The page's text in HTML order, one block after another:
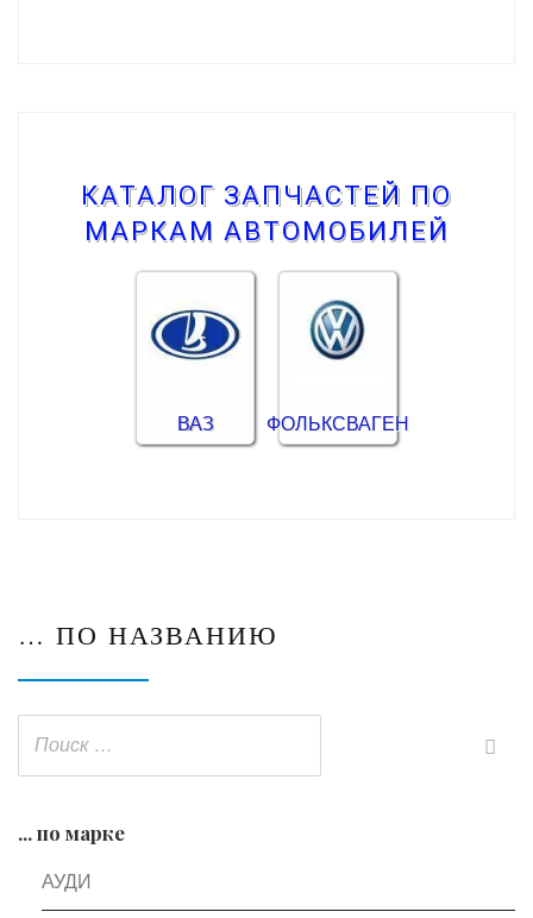
КАТАЛОГ ЗАПЧАСТЕЙ ПО
МАРКАМ АВТОМОБИЛЕЙ
ВАЗ ФОЛЬКСВАГЕН
… ПО НАЗВАНИЮ
... по марке
АУДИ